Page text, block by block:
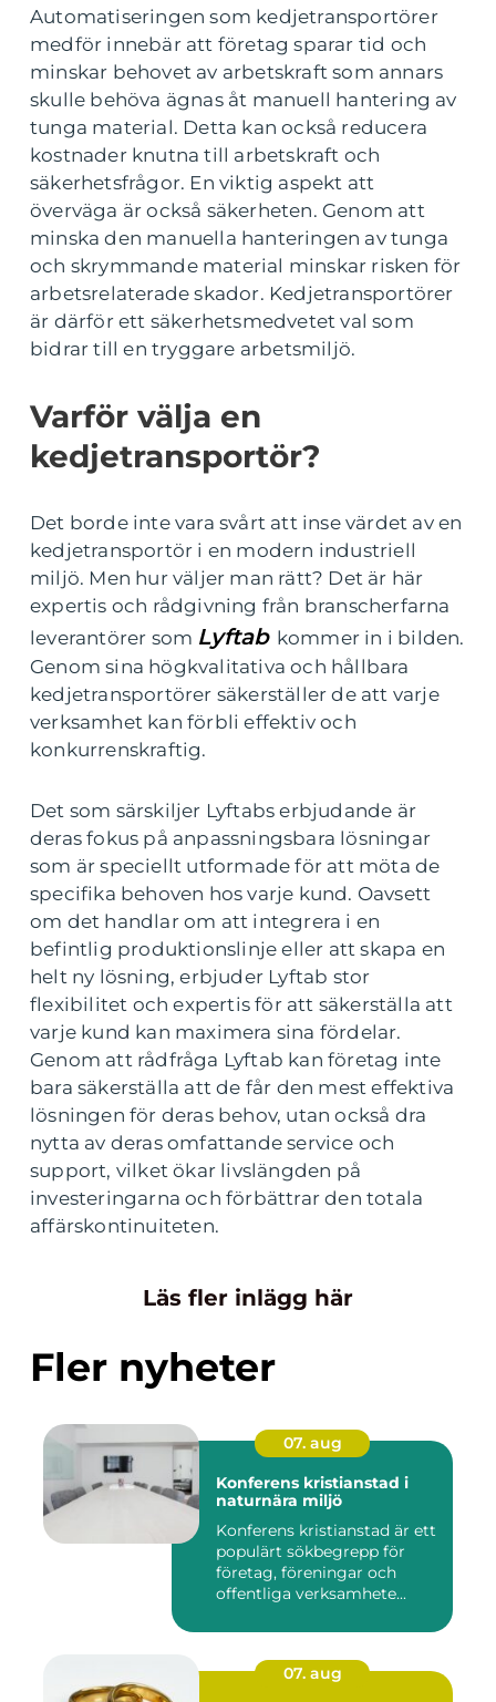
Automatiseringen som kedjetransportörer
medför innebär att företag sparar tid och
minskar behovet av arbetskraft som annars
skulle behöva ägnas åt manuell hantering av
tunga material. Detta kan också reducera
kostnader knutna till arbetskraft och
säkerhetsfrågor. En viktig aspekt att
överväga är också säkerheten. Genom att
minska den manuella hanteringen av tunga
och skrymmande material minskar risken för
arbetsrelaterade skador. Kedjetransportörer
är därför ett säkerhetsmedvetet val som
bidrar till en tryggare arbetsmiljö.
Varför välja en
kedjetransportör?
Det borde inte vara svårt att inse värdet av en
kedjetransportör i en modern industriell
miljö. Men hur väljer man rätt? Det är här
expertis och rådgivning från branscherfarna
leverantörer som Lyftab kommer in i bilden.
Genom sina högkvalitativa och hållbara
kedjetransportörer säkerställer de att varje
verksamhet kan förbli effektiv och
konkurrenskraftig.
Det som särskiljer Lyftabs erbjudande är
deras fokus på anpassningsbara lösningar
som är speciellt utformade för att möta de
specifika behoven hos varje kund. Oavsett
om det handlar om att integrera i en
befintlig produktionslinje eller att skapa en
helt ny lösning, erbjuder Lyftab stor
flexibilitet och expertis för att säkerställa att
varje kund kan maximera sina fördelar.
Genom att rådfråga Lyftab kan företag inte
bara säkerställa att de får den mest effektiva
lösningen för deras behov, utan också dra
nytta av deras omfattande service och
support, vilket ökar livslängden på
investeringarna och förbättrar den totala
affärskontinuiteten.
Läs fler inlägg här
Fler nyheter
07. aug
Konferens kristianstad i
naturnära miljö
Konferens kristianstad är ett
populärt sökbegrepp för
företag, föreningar och
offentliga verksamhete...
07. aug